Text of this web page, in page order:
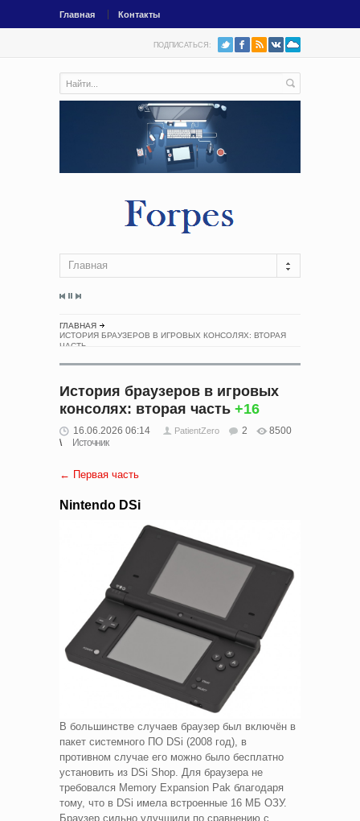
Главная Контакты
ПОДПИСАТЬСЯ:
Главная
ГЛАВНАЯ
ИСТОРИЯ БРАУЗЕРОВ В ИГРОВЫХ КОНСОЛЯХ: ВТОРАЯ
ЧАСТЬ
История браузеров в игровых
консолях: вторая часть +16
16.06.2026 06:14 PatientZero 2
8500
Источник
← Первая часть
Nintendo DSi
В большинстве случаев браузер был включён в
пакет системного ПО DSi (2008 год), в
противном случае его можно было бесплатно
установить из DSi Shop. Для браузера не
требовался Memory Expansion Pak благодаря
тому, что в DSi имела встроенные 16 МБ ОЗУ.
Браузер сильно улучшили по сравнению с